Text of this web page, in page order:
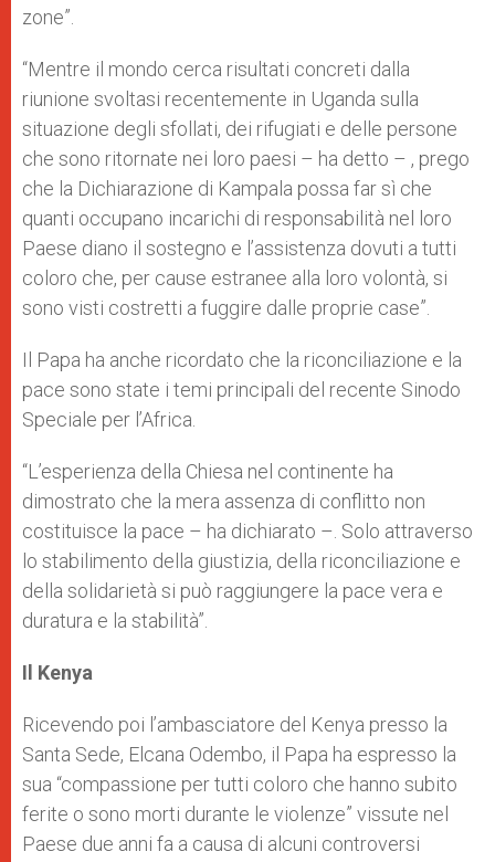
zone”.
“Mentre il mondo cerca risultati concreti dalla
riunione svoltasi recentemente in Uganda sulla
situazione degli sfollati, dei rifugiati e delle persone
che sono ritornate nei loro paesi – ha detto – , prego
che la Dichiarazione di Kampala possa far sì che
quanti occupano incarichi di responsabilità nel loro
Paese diano il sostegno e l’assistenza dovuti a tutti
coloro che, per cause estranee alla loro volontà, si
sono visti costretti a fuggire dalle proprie case”.
Il Papa ha anche ricordato che la riconciliazione e la
pace sono state i temi principali del recente Sinodo
Speciale per l’Africa.
“L’esperienza della Chiesa nel continente ha
dimostrato che la mera assenza di conflitto non
costituisce la pace – ha dichiarato –. Solo attraverso
lo stabilimento della giustizia, della riconciliazione e
della solidarietà si può raggiungere la pace vera e
duratura e la stabilità”.
Il Kenya
Ricevendo poi l’ambasciatore del Kenya presso la
Santa Sede, Elcana Odembo, il Papa ha espresso la
sua “compassione per tutti coloro che hanno subito
ferite o sono morti durante le violenze” vissute nel
Paese due anni fa a causa di alcuni controversi